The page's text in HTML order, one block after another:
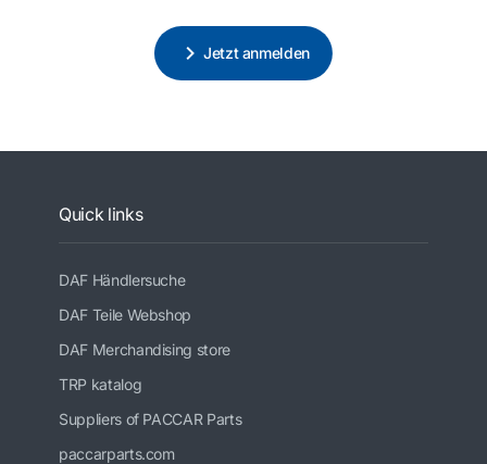
Jetzt anmelden
Quick links
DAF Händlersuche
DAF Teile Webshop
DAF Merchandising store
TRP katalog
Suppliers of PACCAR Parts
paccarparts.com